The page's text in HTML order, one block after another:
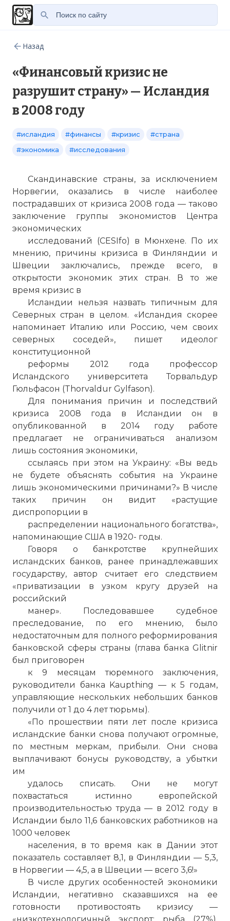
Назад
«Финансовый кризис не
разрушит страну» — Исландия
в 2008 году
#исландия #финансы #кризис
#страна
#экономика
#исследования
Скандинавские страны, за исключением
Норвегии, оказались в числе наиболее
пострадавших от кризиса 2008 года — таково
заключение группы экономистов Центра
экономических
исследований (CESIfo) в Мюнхене. По их
мнению, причины кризиса в Финляндии и
Швеции заключались, прежде всего, в
открытости экономик этих стран. В то же
время кризис в
Исландии нельзя назвать типичным для
Северных стран в целом. «Исландия скорее
напоминает Италию или Россию, чем своих
северных соседей», пишет идеолог
конституционной
реформы 2012 года профессор
Исландского университета Торвальдур
Гюльфасон (Thorvaldur Gylfason).
Для понимания причин и последствий
кризиса 2008 года в Исландии он в
опубликованной в 2014 году работе
предлагает не ограничиваться анализом
лишь состояния экономики,
ссылаясь при этом на Украину: «Вы ведь
не будете объяснять события на Украине
лишь экономическими причинами?» В числе
таких причин он видит «растущие
диспропорции в
распределении национального богатства»,
напоминающие США в 1920- годы.
Говоря о банкротстве крупнейших
исландских банков, ранее принадлежавших
государству, автор считает его следствием
«приватизации в узком кругу друзей на
российский
манер». Последовавшее судебное
преследование, по его мнению, было
недостаточным для полного реформирования
банковской сферы страны (глава банка Glitnir
был приговорен
к 9 месяцам тюремного заключения,
руководители банка Kaupthing — к 5 годам,
управляющие нескольких небольших банков
получили от 1 до 4 лет тюрьмы).
«По прошествии пяти лет после кризиса
исландские банки снова получают огромные,
по местным меркам, прибыли. Они снова
выплачивают бонусы руководству, а убытки
им
удалось списать. Они не могут
похвастаться истинно европейской
производительностью труда — в 2012 году в
Исландии было 11,6 банковских работников на
1000 человек
населения, в то время как в Дании этот
показатель составляет 8,1, в Финляндии — 5,3,
в Норвегии — 4,5, а в Швеции — всего 3,6!»
В числе других особенностей экономики
Исландии, негативно сказавшихся на ее
готовности противостоять кризису —